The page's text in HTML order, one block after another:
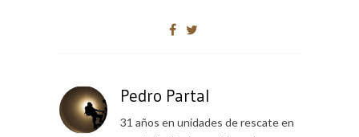
Pedro Partal
31 años en unidades de rescate en